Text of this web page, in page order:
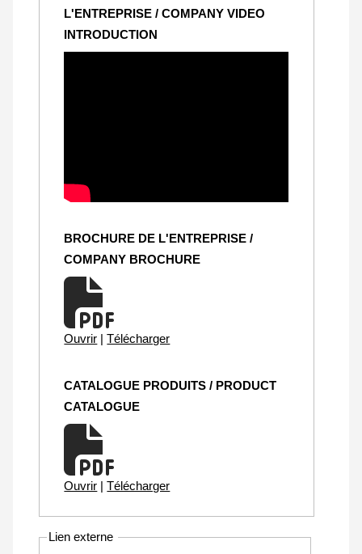
L'ENTREPRISE / COMPANY VIDEO
INTRODUCTION
BROCHURE DE L'ENTREPRISE /
COMPANY BROCHURE
Ouvrir | Télécharger
CATALOGUE PRODUITS / PRODUCT
CATALOGUE
Ouvrir | Télécharger
Lien externe